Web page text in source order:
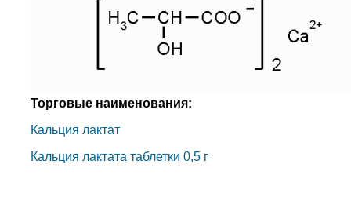
Торговые наименования:
Кальция лактат
Кальция лактата таблетки 0,5 г